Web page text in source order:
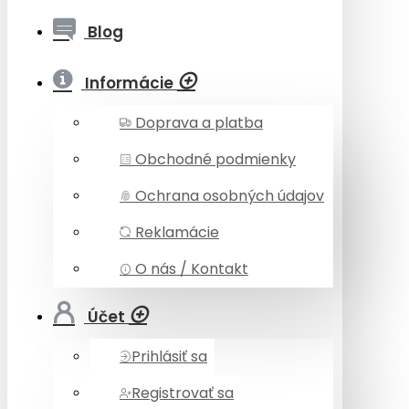
Blog
Informácie
Doprava a platba
Obchodné podmienky
Ochrana osobných údajov
Reklamácie
O nás / Kontakt
Účet
Prihlásiť sa
Registrovať sa